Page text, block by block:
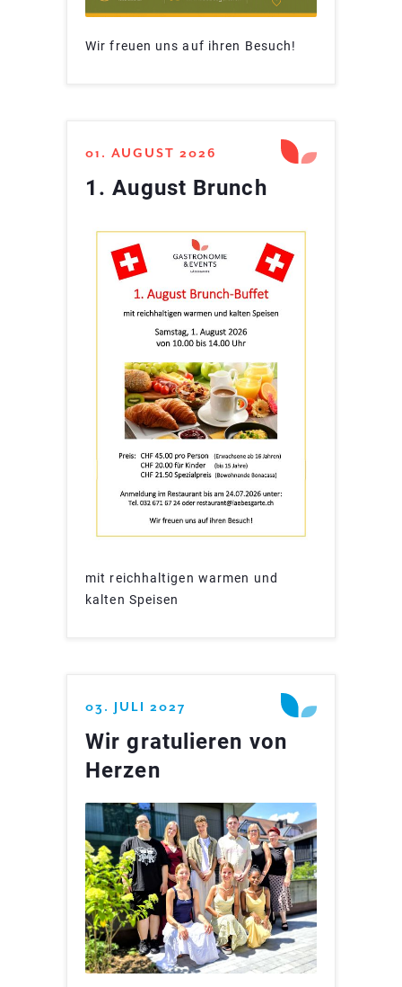
Wir freuen uns auf ihren Besuch!
01. AUGUST 2026
1. August Brunch
mit reichhaltigen warmen und
kalten Speisen
03. JULI 2027
Wir gratulieren von
Herzen